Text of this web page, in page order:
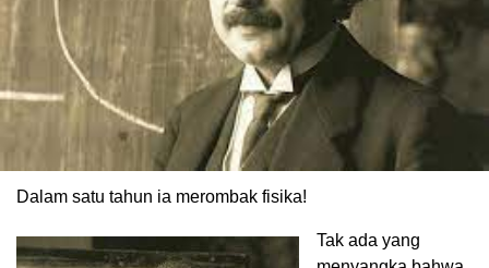
Dalam satu tahun ia merombak fisika!
Tak ada yang